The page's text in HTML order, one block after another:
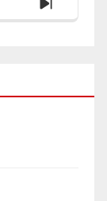
Next
Episode